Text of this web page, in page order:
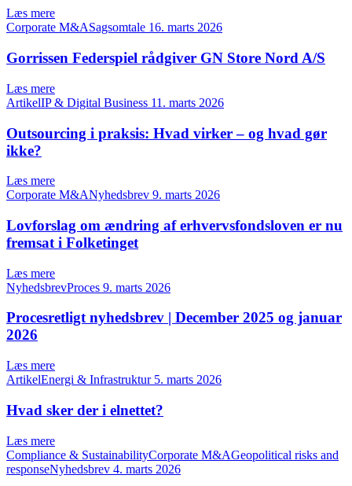
Læs mere
Corporate M&ASagsomtale 16. marts 2026
Gorrissen Federspiel rådgiver GN Store Nord A/S
Læs mere
ArtikelIP & Digital Business 11. marts 2026
Outsourcing i praksis: Hvad virker – og hvad gør
ikke?
Læs mere
Corporate M&ANyhedsbrev 9. marts 2026
Lovforslag om ændring af erhvervsfondsloven er nu
fremsat i Folketinget
Læs mere
NyhedsbrevProces 9. marts 2026
Procesretligt nyhedsbrev | December 2025 og januar
2026
Læs mere
ArtikelEnergi & Infrastruktur 5. marts 2026
Hvad sker der i elnettet?
Læs mere
Compliance & SustainabilityCorporate M&AGeopolitical risks and
responseNyhedsbrev 4. marts 2026